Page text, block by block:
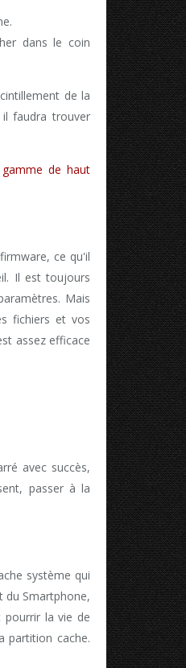
dans le coin
de la
faudra trouver
de haut
ce qu'il
Il est toujours
Mais
fichiers et vos
assez efficace
avec succès,
passer à la
système qui
du Smartphone,
pourrir la vie de
partition cache.